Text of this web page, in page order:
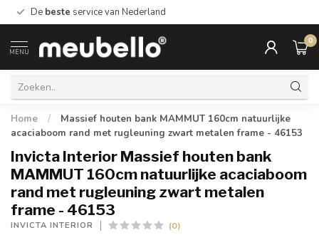
De beste service van Nederland
MENU
0
Home /
Massief houten bank MAMMUT 160cm natuurlijke
acaciaboom rand met rugleuning zwart metalen frame - 46153
Invicta Interior Massief houten bank
MAMMUT 160cm natuurlijke acaciaboom
rand met rugleuning zwart metalen
frame - 46153
INVICTA INTERIOR (0)